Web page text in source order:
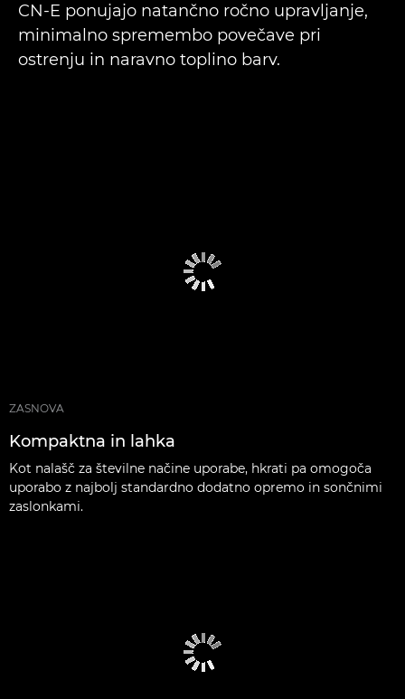
CN-E ponujajo natančno ročno upravljanje,
minimalno spremembo povečave pri
ostrenju in naravno toplino barv.
ZASNOVA
Kompaktna in lahka
Kot nalašč za številne načine uporabe, hkrati pa omogoča
uporabo z najbolj standardno dodatno opremo in sončnimi
zaslonkami.